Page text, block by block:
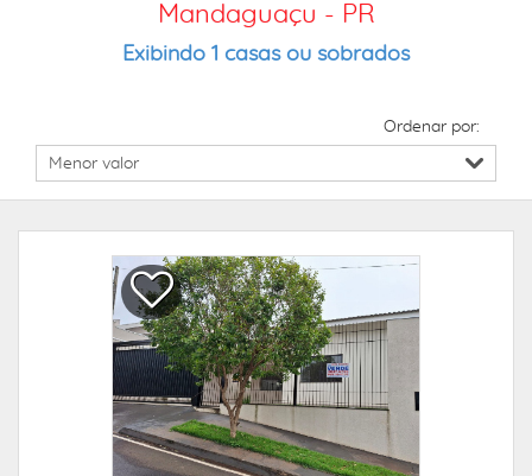
Mandaguaçu - PR
Exibindo 1 casas ou sobrados
Ordenar por: